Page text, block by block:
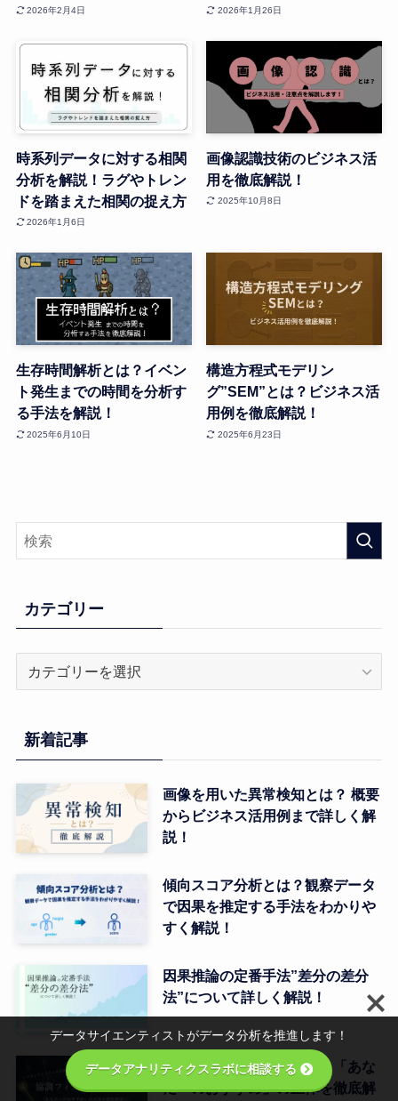
2026年2月4日 2026年1月26日
時系列データに対する相関
分析を解説！ラグやトレン
ドを踏まえた相関の捉え方
2026年1月6日
画像認識技術のビジネス活
用を徹底解説！
2025年10月8日
生存時間解析とは？イベン
ト発生までの時間を分析す
る手法を解説！
2025年6月10日
構造方程式モデリン
グ”SEM”とは？ビジネス活
用例を徹底解説！
2025年6月23日
カテゴリー
リ
ー
新着記事
画像を用いた異常検知とは？ 概要
からビジネス活用例まで詳しく解
説！
傾向スコア分析とは？観察データ
で因果を推定する手法をわかりや
すく解説！
因果推論の定番手法”差分の差分
法”について詳しく解説！
協調フィルタリングとは？「あな
たへのおすすめ」の正体を徹底解
データサイエンティストがデータ分析を推進します！
データアナリティクスラボに相談する